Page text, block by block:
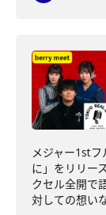
メジャー1st
に」をリリー
クセル全開で
対しての想い